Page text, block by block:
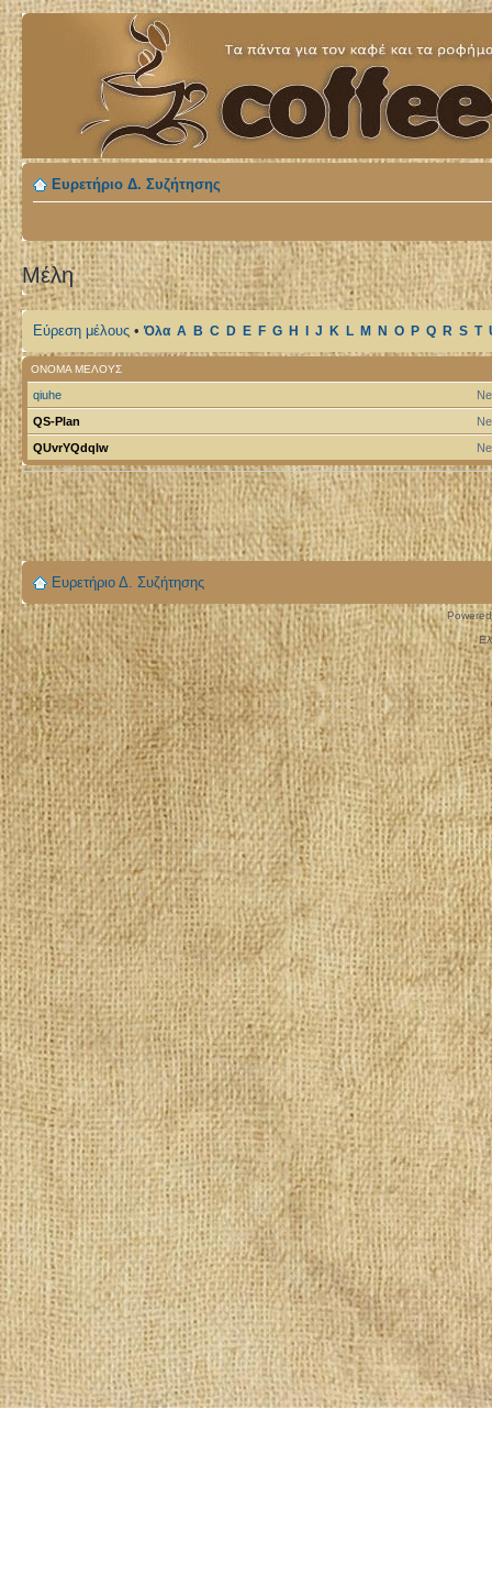
Ευρετήριο Δ. Συζήτησης
Μέλη
Εύρεση μέλους •Όλα A B C D E F G H J K L M N O P Q R S T
ΌΝΟΜΑ ΜΈΛΟΥΣ
qiuhe
QS-Plan
QUvrYQdqlw
Ευρετήριο Δ. Συζήτησης